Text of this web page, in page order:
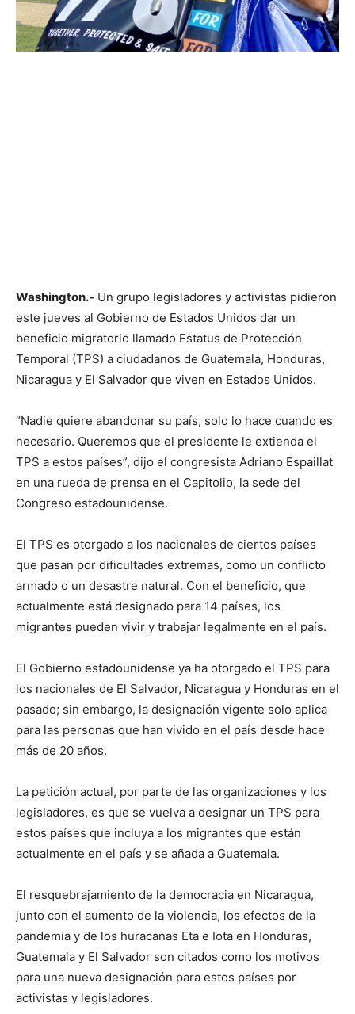
Washington.- Un grupo legisladores y activistas pidieron
este jueves al Gobierno de Estados Unidos dar un
beneficio migratorio llamado Estatus de Protección
Temporal (TPS) a ciudadanos de Guatemala, Honduras,
Nicaragua y El Salvador que viven en Estados Unidos.
“Nadie quiere abandonar su país, solo lo hace cuando es
necesario. Queremos que el presidente le extienda el
TPS a estos países”, dijo el congresista Adriano Espaillat
en una rueda de prensa en el Capitolio, la sede del
Congreso estadounidense.
El TPS es otorgado a los nacionales de ciertos países
que pasan por dificultades extremas, como un conflicto
armado o un desastre natural. Con el beneficio, que
actualmente está designado para 14 países, los
migrantes pueden vivir y trabajar legalmente en el país.
El Gobierno estadounidense ya ha otorgado el TPS para
los nacionales de El Salvador, Nicaragua y Honduras en el
pasado; sin embargo, la designación vigente solo aplica
para las personas que han vivido en el país desde hace
más de 20 años.
La petición actual, por parte de las organizaciones y los
legisladores, es que se vuelva a designar un TPS para
estos países que incluya a los migrantes que están
actualmente en el país y se añada a Guatemala.
El resquebrajamiento de la democracia en Nicaragua,
junto con el aumento de la violencia, los efectos de la
pandemia y de los huracanas Eta e Iota en Honduras,
Guatemala y El Salvador son citados como los motivos
para una nueva designación para estos países por
activistas y legisladores.